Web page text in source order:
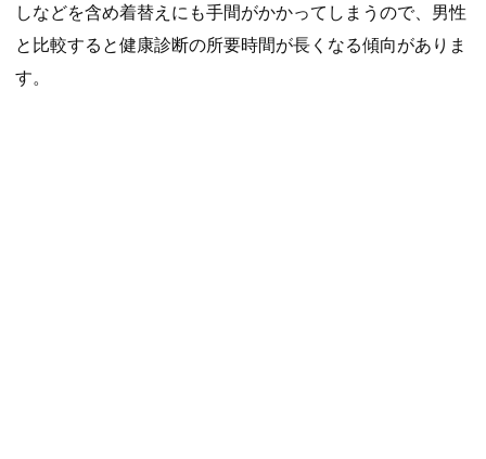
しなどを含め着替えにも手間がかかってしまうので、男性
と比較すると健康診断の所要時間が長くなる傾向がありま
す。